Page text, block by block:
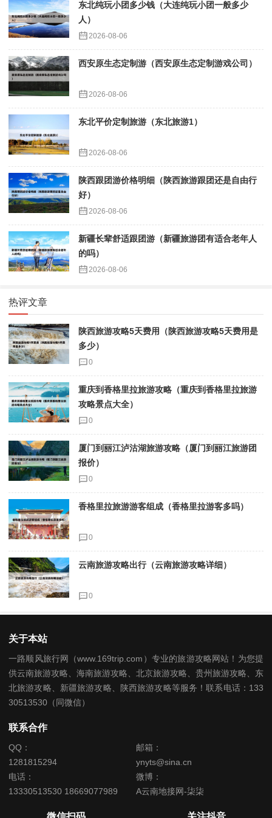
东北纯玩小团多少钱（大连纯玩小团一般多少
人）
2026-08-06
西安原生态定制游（西安原生态定制游戏公司）
2026-08-06
东北平价定制旅游（东北旅游1）
2026-08-06
陕西跟团游价格明细（陕西旅游跟团还是自由行
好）
2026-08-06
新疆长辈舒适跟团游（新疆旅游团有适合老年人
的吗）
2026-08-06
热评文章
陕西旅游攻略5天费用（陕西旅游攻略5天费用是
多少）
0
重庆到香格里拉旅游攻略（重庆到香格里拉旅游
攻略景点大全）
0
厦门到丽江泸沽湖旅游攻略（厦门到丽江旅游团
报价）
0
香格里拉旅游游客组成（香格里拉游客多吗）
0
云南旅游攻略出行（云南旅游攻略详细）
0
关于本站
一路顺风旅行网（www.169trip.com）专业的旅游攻略网站！为您提
供云南旅游攻略、海南旅游攻略、北京旅游攻略、贵州旅游攻略、东
北旅游攻略、新疆旅游攻略、陕西旅游攻略等服务！联系电话：133
30513530（同微信）
联系合作
QQ：
1281815294
邮箱：
ynyts@sina.cn
电话：
13330513530 18669077989
微博：
A云南地接网-柒柒